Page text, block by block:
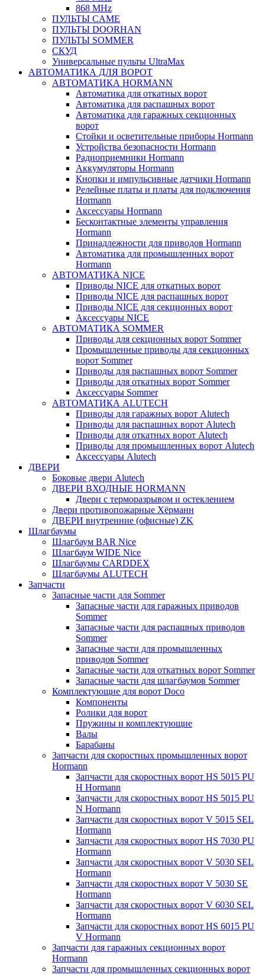
868 MHz
ПУЛЬТЫ CAME
ПУЛЬТЫ DOORHAN
ПУЛЬТЫ SOMMER
СКУД
Универсальные пульты UltraMax
АВТОМАТИКА ДЛЯ ВОРОТ
АВТОМАТИКА HORMANN
Автоматика для откатных ворот
Автоматика для распашных ворот
Автоматика для гаражных секционных
ворот
Стойки и осветительные приборы Hormann
Устройства безопасности Hormann
Радиоприемники Hormann
Аккумуляторы Hormann
Кнопки и импульсивные датчики Hormann
Релейные платы и платы для подключения
Hormann
Аксессуары Hormann
Бесконтактные элементы управления
Hormann
Принадлежности для приводов Hormann
Автоматика для промышленных ворот
Hormann
АВТОМАТИКА NICE
Приводы NICE для откатных ворот
Приводы NICE для распашных ворот
Приводы NICE для секционных ворот
Аксессуары NICE
АВТОМАТИКА SOMMER
Приводы для секционных ворот Sommer
Промышленные приводы для секционных
ворот Sommer
Приводы для распашных ворот Sommer
Приводы для откатных ворот Sommer
Аксессуары Sommer
АВТОМАТИКА ALUTECH
Приводы для гаражных ворот Alutech
Приводы для распашных ворот Alutech
Приводы для откатных ворот Alutech
Приводы для промышленных ворот Alutech
Аксессуары Alutech
ДВЕРИ
Боковые двери Alutech
ДВЕРИ ВХОДНЫЕ HORMANN
Двери с терморазрывом и остеклением
Двери противопожарные Хёрманн
ДВЕРИ внутренние (офисные) ZK
Шлагбаумы
Шлагбаум BAR Nice
Шлагбаум WIDE Nice
Шлагбаумы CARDDEX
Шлагбаумы ALUTECH
Запчасти
Запасные части для Sommer
Запасные части для гаражных приводов
Sommer
Запасные части для распашных приводов
Sommer
Запасные части для промышленных
приводов Sommer
Запасные части для откатных ворот Sommer
Запасные части для шлагбаумов Sommer
Комплектующие для ворот Doco
Компоненты
Ролики для ворот
Пружины и комплектующие
Валы
Барабаны
Запчасти для скоростных промышленных ворот
Hormann
Запчасти для скоростных ворот HS 5015 PU
H Hormann
Запчасти для скоростных ворот HS 5015 PU
N Hormann
Запчасти для скоростных ворот V 5015 SEL
Hormann
Запчасти для скоростных ворот HS 7030 PU
Hormann
Запчасти для скоростных ворот V 5030 SEL
Hormann
Запчасти для скоростных ворот V 5030 SE
Hormann
Запчасти для скоростных ворот V 6030 SEL
Hormann
Запчасти для скоростных ворот HS 6015 PU
V Hormann
Запчасти для гаражных секционных ворот
Hormann
Запчасти для промышленных секционных ворот